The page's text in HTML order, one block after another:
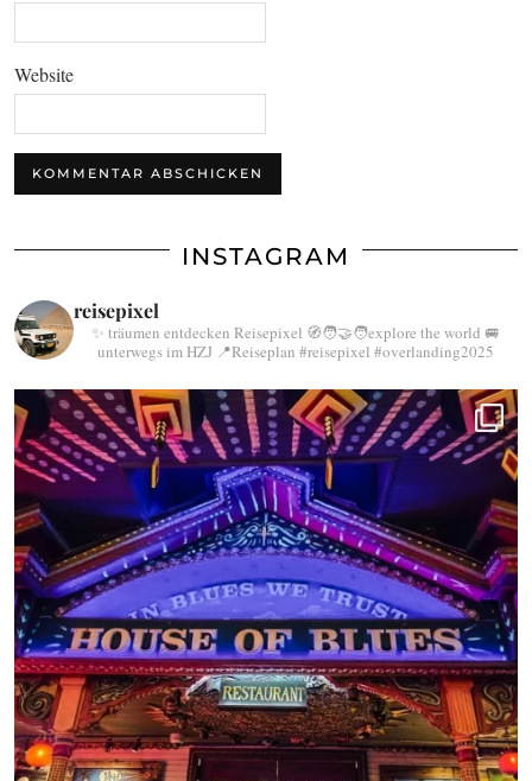
Website
INSTAGRAM
reisepixel
✨ träumen entdecken Reisepixel 🧭🧑‍🤝‍🧑explore the world 🚐
unterwegs im HZJ 📍Reiseplan #reisepixel #overlanding2025